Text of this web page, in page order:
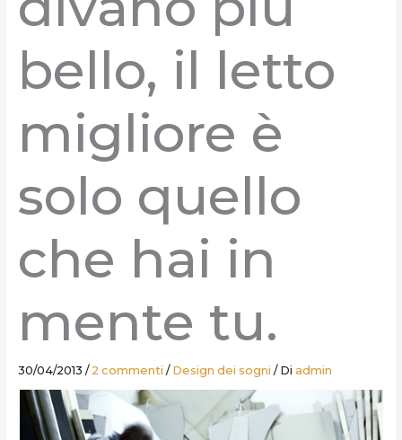
bello, il letto
migliore è
solo quello
che hai in
mente tu.
30/04/2013 / 2 commenti / Design dei sogni / Di admin